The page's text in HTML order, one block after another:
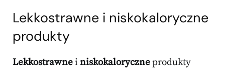
Lekkostrawne i niskokaloryczne
produkty
Lekkostrawnei niskokaloryczneprodukty